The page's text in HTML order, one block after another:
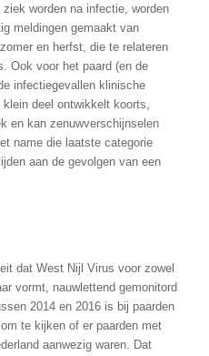
worden na infectie, worden
meldingen gemaakt van
en herfst, die te relateren
Ook voor het paard (en de
infectiegevallen klinische
deel ontwikkelt koorts,
en kan zenuwverschijnselen
name die laatste categorie
aan de gevolgen van een
dat West Nijl Virus voor zowel
vormt, nauwlettend gemonitord
2014 en 2016 is bij paarden
te kijken of er paarden met
aanwezig waren. Dat